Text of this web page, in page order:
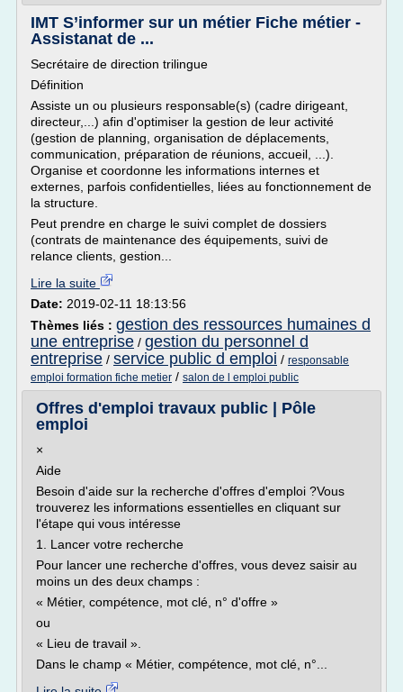
IMT S’informer sur un métier Fiche métier -
Assistanat de ...
Secrétaire de direction trilingue
Définition
Assiste un ou plusieurs responsable(s) (cadre dirigeant,
directeur,...) afin d'optimiser la gestion de leur activité
(gestion de planning, organisation de déplacements,
communication, préparation de réunions, accueil, ...).
Organise et coordonne les informations internes et
externes, parfois confidentielles, liées au fonctionnement de
la structure.
Peut prendre en charge le suivi complet de dossiers
(contrats de maintenance des équipements, suivi de
relance clients, gestion...
Lire la suite
Date: 2019-02-11 18:13:56
Thèmes liés : gestion des ressources humaines d
une entreprise / gestion du personnel d
entreprise / service public d emploi / responsable
emploi formation fiche metier / salon de l emploi public
Offres d'emploi travaux public | Pôle
emploi
×
Aide
Besoin d'aide sur la recherche d'offres d'emploi ?Vous
trouverez les informations essentielles en cliquant sur
l'étape qui vous intéresse
1. Lancer votre recherche
Pour lancer une recherche d'offres, vous devez saisir au
moins un des deux champs :
« Métier, compétence, mot clé, n° d'offre »
ou
« Lieu de travail ».
Dans le champ « Métier, compétence, mot clé, n°...